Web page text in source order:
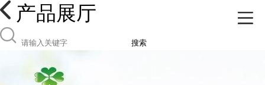
产品展厅
搜索